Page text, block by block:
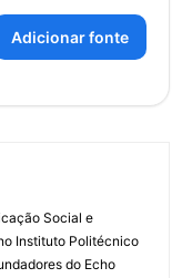
Adicionar fonte
Social e
Instituto Politécnico
do Echo